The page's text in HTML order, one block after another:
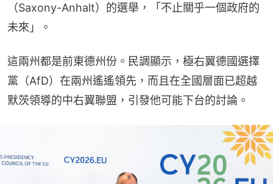
（Saxony-Anhalt）的選舉，「不止關乎一個政府的
未來」。
這兩州都是前東德州份。民調顯示，極右翼德國選擇
黨（AfD）在兩州遙遙領先，而且在全國層面已超越
默茨領導的中右翼聯盟，引發他可能下台的討論。